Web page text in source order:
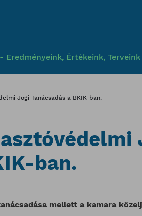
Eredményeink, Értékeink, Terveink
Jogi Tanácsadás a BKIK-ban.
ban.
mellett a kamara